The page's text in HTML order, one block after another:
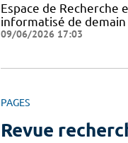
Espace de
informatisé de
09/06/2026 17:03
PAGES
Revue